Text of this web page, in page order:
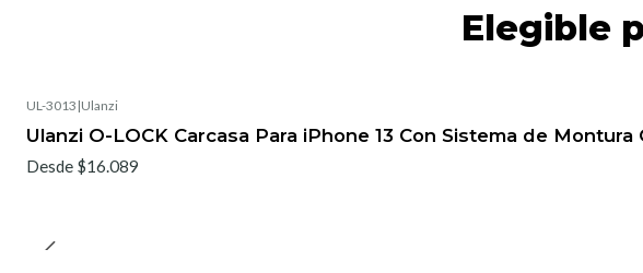
Elegible
UL-3013 |Ulanzi
Ulanzi O-LOCK Carcasa Para iPhone 13 Con Sistema de Montura
Desde $16.089